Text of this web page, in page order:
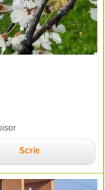
Scrie